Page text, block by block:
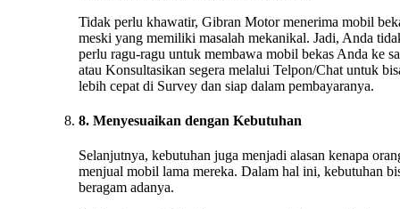
Tidak perlu khawatir, Gibran Motor menerima mobil
meski yang memiliki masalah mekanikal. Jadi, Anda
perlu ragu-ragu untuk membawa mobil bekas Anda ke
atau Konsultasikan segera melalui Telpon/Chat untuk
lebih cepat di Survey dan siap dalam pembayaranya.
8. Menyesuaikan dengan Kebutuhan
Selanjutnya, kebutuhan juga menjadi alasan kenapa
menjual mobil lama mereka. Dalam hal ini, kebutuhan
beragam adanya.